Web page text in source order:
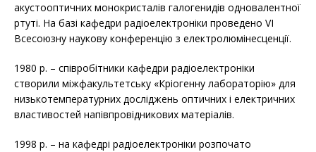
акустооптичних монокристалів галогенидів одновалентної
ртуті. На базі кафедри радіоелектроніки проведено VI
Всесоюзну наукову конференцію з електролюмінесценції.
1980 р. – співробітники кафедри радіоелектроніки
створили міжфакультетську «Кріогенну лабораторію» для
низькотемпературних досліджень оптичних і електричних
властивостей напівпровідникових матеріалів.
1998 р. – на кафедрі радіоелектроніки розпочато